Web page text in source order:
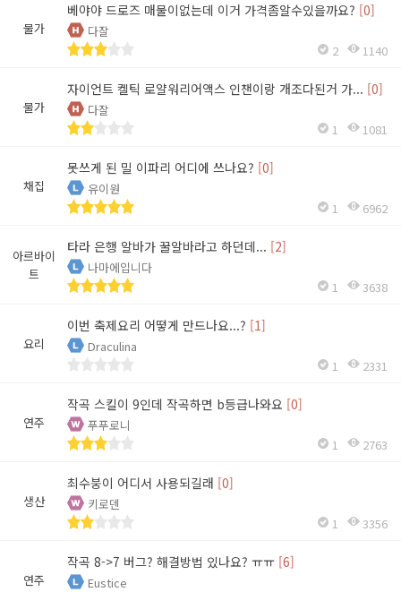
물가
베야야 드로즈 매물이없는데 이거 가격좀알수있을까요? [0]
다잘
2
1140
물가
자이언트 켈틱 로얄워리어액스 인챈이랑 개조다된거 가... [0]
다잘
1
1081
채집
못쓰게 된 밀 이파리 어디에 쓰나요? [0]
유이원
1
6962
아르바이
트
타라 은행 알바가 꿀알바라고 하던데... [2]
나마에입니다
1
3638
요리
이번 축제요리 어떻게 만드나요...? [1]
Draculina
1
2331
연주
작곡 스킬이 9인데 작곡하면 b등급나와요 [0]
푸푸로니
1
2763
생산
최수붕이 어디서 사용되길래 [0]
키로덴
1
3356
연주
작곡 8->7 버그? 해결방법 있나요? ㅠㅠ [6]
Eustice